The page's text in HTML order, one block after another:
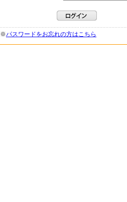
※パスワードをお忘れの方はこちら